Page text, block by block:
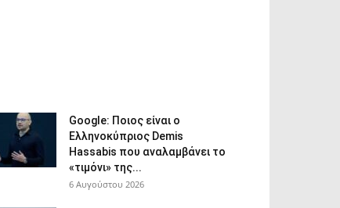
Google: Ποιος είναι ο
Ελληνοκύπριος Demis
Hassabis που αναλαμβάνει το
«τιμόνι» της...
6 Αυγούστου 2026